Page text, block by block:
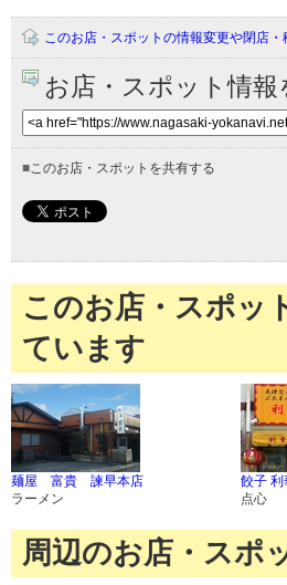
このお店・スポットの情報変更や閉店・
お店・スポット情
■このお店・スポットを共有する
このお店・スポッ
ています
麺屋 富貴 諫早本店
ラーメン
餃子 利
点心
周辺のお店・スポ